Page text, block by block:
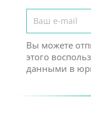
Вы можете
этого
данными в